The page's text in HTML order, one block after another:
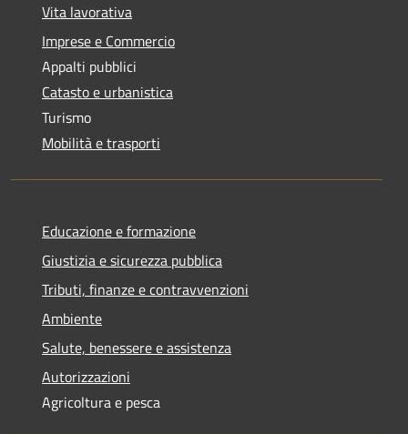
Vita lavorativa
Imprese e Commercio
Appalti pubblici
Catasto e urbanistica
Turismo
Mobilità e trasporti
Educazione e formazione
Giustizia e sicurezza pubblica
Tributi, finanze e contravvenzioni
Ambiente
Salute, benessere e assistenza
Autorizzazioni
Agricoltura e pesca